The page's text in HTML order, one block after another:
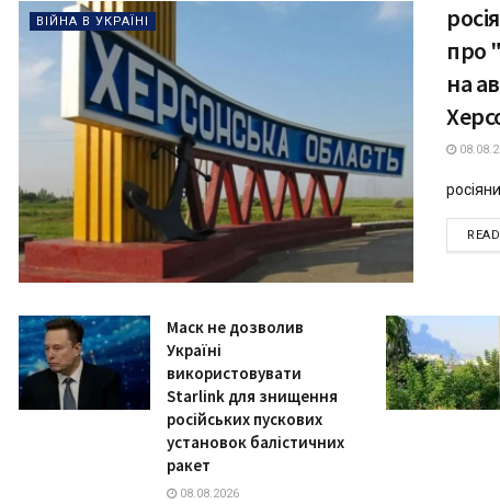
ВІЙНА В УКРАЇНІ
про
на
Маск не дозволив
Україні
використовувати
Starlink для знищення
російських пускових
установок балістичних
ракет
08.08.2026